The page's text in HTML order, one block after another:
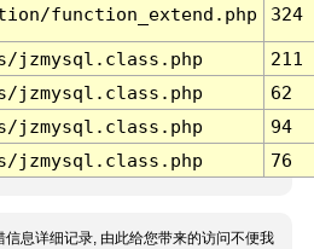
function_extend.php 324
jzmysql.class.php
211
jzmysql.class.php
62
jzmysql.class.php
94
jzmysql.class.php 76
信息详细记录, 由此给您带来的访问不便我